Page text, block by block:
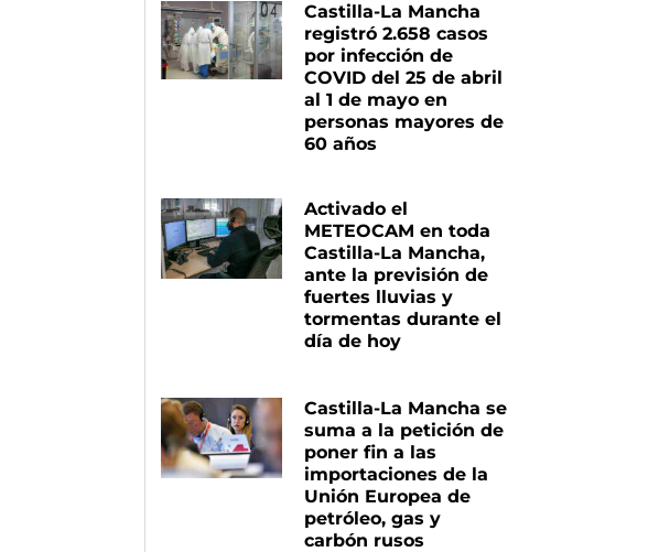
Castilla-La Mancha
registró 2.658 casos
por infección de
COVID del 25 de abril
al 1 de mayo en
personas mayores de
60 años
Activado el
METEOCAM en toda
Castilla-La Mancha,
ante la previsión de
fuertes lluvias y
tormentas durante el
día de hoy
Castilla-La Mancha se
suma a la petición de
poner fin a las
importaciones de la
Unión Europea de
petróleo, gas y
carbón rusos